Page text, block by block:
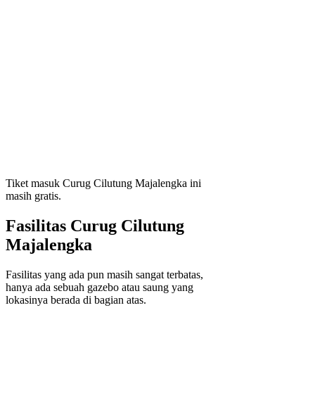
Tiket masuk Curug Cilutung Majalengka ini
masih gratis.
Fasilitas Curug Cilutung
Majalengka
Fasilitas yang ada pun masih sangat terbatas,
hanya ada sebuah gazebo atau saung yang
lokasinya berada di bagian atas.